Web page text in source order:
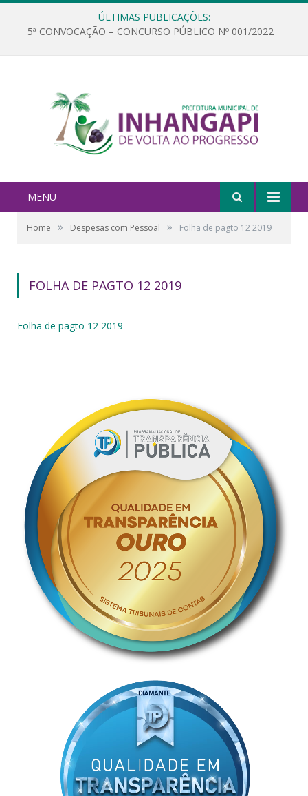
ÚLTIMAS PUBLICAÇÕES:
5ª CONVOCAÇÃO – CONCURSO PÚBLICO Nº 001/2022
MENU
Home » Despesas com Pessoal » Folha de pagto 12 2019
FOLHA DE PAGTO 12 2019
Folha de pagto 12 2019